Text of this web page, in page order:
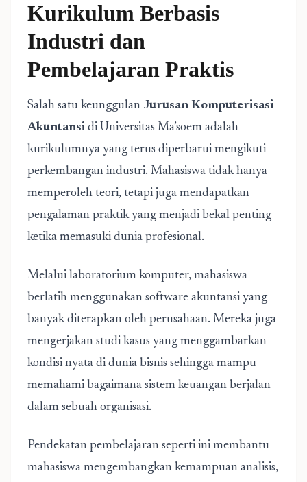
Kurikulum Berbasis
Industri dan
Pembelajaran Praktis
Salah satu keunggulan Jurusan Komputerisasi
Akuntansi di Universitas Ma’soem adalah
kurikulumnya yang terus diperbarui mengikuti
perkembangan industri. Mahasiswa tidak hanya
memperoleh teori, tetapi juga mendapatkan
pengalaman praktik yang menjadi bekal penting
ketika memasuki dunia profesional.
Melalui laboratorium komputer, mahasiswa
berlatih menggunakan software akuntansi yang
banyak diterapkan oleh perusahaan. Mereka juga
mengerjakan studi kasus yang menggambarkan
kondisi nyata di dunia bisnis sehingga mampu
memahami bagaimana sistem keuangan berjalan
dalam sebuah organisasi.
Pendekatan pembelajaran seperti ini membantu
mahasiswa mengembangkan kemampuan analisis,